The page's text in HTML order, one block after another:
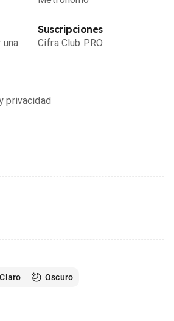
una
Suscripciones
Cifra Club PRO
privacidad
Claro Oscuro